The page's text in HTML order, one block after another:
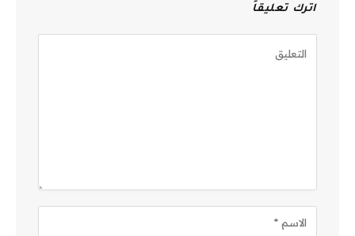
اترك تعليقاً